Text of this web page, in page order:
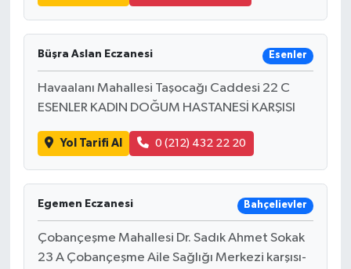
Büşra Aslan Eczanesi Esenler
Havaalanı Mahallesi Taşocağı Caddesi 22 C
ESENLER KADIN DOĞUM HASTANESİ KARŞISI
Yol Tarifi Al 0 (212) 432 22 20
Egemen Eczanesi Bahçelievler
Çobançeşme Mahallesi Dr. Sadık Ahmet Sokak
23 A Çobançeşme Aile Sağlığı Merkezi karşısı-